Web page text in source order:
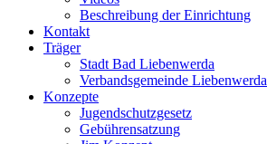
Beschreibung der Einrichtung
Kontakt
Träger
Stadt Bad Liebenwerda
Verbandsgemeinde Liebenwerda
Konzepte
Jugendschutzgesetz
Gebührensatzung